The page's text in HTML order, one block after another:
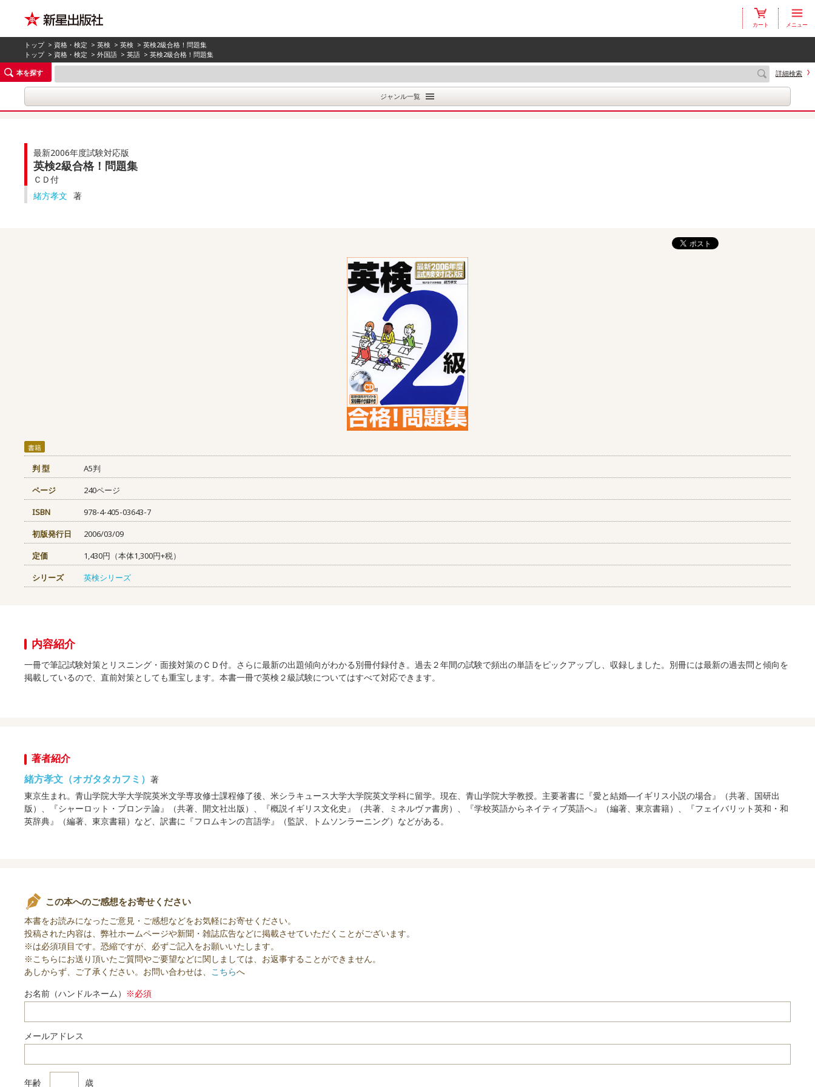
カート メニュー
トップ > 資格・検定 >英検 >英検 > 英検2級合格！問題集
トップ > 資格・検定 >外国語 >英語 > 英検2級合格！問題集
本を探す
詳細検索
ジャンル一覧
最新2006年度試験対応版
英検2級合格！問題集
ＣＤ付
緒方孝文 著
書籍
判 型
A5判
ページ
240ページ
ISBN
978-4-405-03643-7
初版発行日
2006/03/09
定価
1,430円（本体1,300円+税）
シリーズ
英検シリーズ
内容紹介
一冊で筆記試験対策とリスニング・面接対策のＣＤ付。さらに最新の出題傾向がわかる別冊付録付き。過去２年間の試験で頻出の単語をピックアップし、収録しました。別冊には最新の過去問と傾向を
掲載しているので、直前対策としても重宝します。本書一冊で英検２級試験についてはすべて対応できます。
著者紹介
緒方孝文（オガタタカフミ）著
東京生まれ。青山学院大学大学院英米文学専攻修士課程修了後、米シラキュース大学大学院英文学科に留学。現在、青山学院大学教授。主要著書に『愛と結婚―イギリス小説の場合』（共著、国研出
版）、『シャーロット・ブロンテ論』（共著、開文社出版）、『概説イギリス文化史』（共著、ミネルヴァ書房）、『学校英語からネイティブ英語へ』（編著、東京書籍）、『フェイバリット英和・和
英辞典』（編著、東京書籍）など、訳書に『フロムキンの言語学』（監訳、トムソンラーニング）などがある。
この本へのご感想をお寄せください
本書をお読みになったご意見・ご感想などをお気軽にお寄せください。
投稿された内容は、弊社ホームページや新聞・雑誌広告などに掲載させていただくことがございます。
※は必須項目です。恐縮ですが、必ずご記入をお願いいたします。
※こちらにお送り頂いたご質問やご要望などに関しましては、お返事することができません。
あしからず、ご了承ください。お問い合わせは、 こちらへ
お名前（ハンドルネーム） ※必須
メールアドレス
年齢 歳